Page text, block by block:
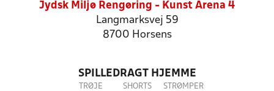
Jydsk Miljø Rengøring - Kunst Arena 4
Langmarksvej 59
8700 Horsens
SPILLEDRAGT HJEMME
TRØJE SHORTS STRØMPER